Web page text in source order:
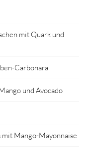
mit Quark und
Carbonara
und Avocado
Mango-Mayonnaise